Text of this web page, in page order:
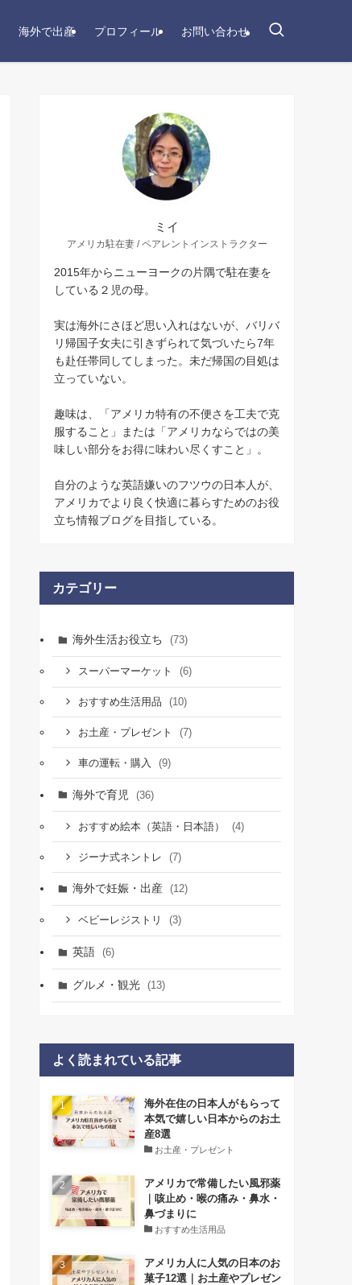
海外で出産 プロフィール お問い合わせ
ミイ
アメリカ駐在妻 / ペアレントインストラクター
2015年からニューヨークの片隅で駐在妻を
している２児の母。
実は海外にさほど思い入れはないが、バリバ
リ帰国子女夫に引きずられて気づいたら7年
も赴任帯同してしまった。未だ帰国の目処は
立っていない。
趣味は、「アメリカ特有の不便さを工夫で克
服すること」または「アメリカならではの美
味しい部分をお得に味わい尽くすこと」。
自分のような英語嫌いのフツウの日本人が、
アメリカでより良く快適に暮らすためのお役
立ち情報ブログを目指している。
カテゴリー
海外生活お役立ち (73)
スーパーマーケット (6)
おすすめ生活用品 (10)
お土産・プレゼント (7)
車の運転・購入 (9)
海外で育児 (36)
おすすめ絵本（英語・日本語） (4)
ジーナ式ネントレ (7)
海外で妊娠・出産 (12)
ベビーレジストリ (3)
英語 (6)
グルメ・観光 (13)
よく読まれている記事
海外在住の日本人がもらって
本気で嬉しい日本からのお土
産8選
お土産・プレゼント
アメリカで常備したい風邪薬
｜咳止め・喉の痛み・鼻水・
鼻づまりに
おすすめ生活用品
アメリカ人に人気の日本のお
菓子12選｜お土産やプレゼン